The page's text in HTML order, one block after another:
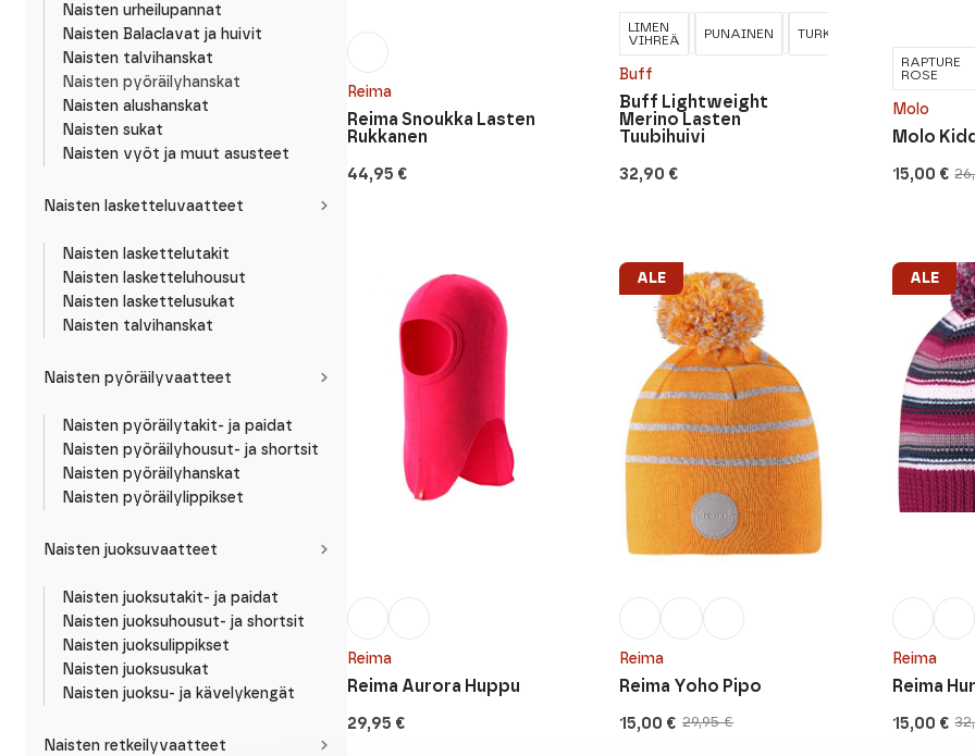
Naisten urheilupannat
Naisten Balaclavat ja huivit
Naisten talvihanskat
Naisten pyöräilyhanskat
Naisten alushanskat
Naisten sukat
Naisten vyöt ja muut asusteet
Naisten lasketteluvaatteet
Naisten laskettelutakit
Naisten lasketteluhousut
Naisten laskettelusukat
Naisten talvihanskat
Naisten pyöräilyvaatteet
Naisten pyöräilytakit- ja paidat
Naisten pyöräilyhousut- ja shortsit
Naisten pyöräilyhanskat
Naisten pyöräilylippikset
Naisten juoksuvaatteet
Naisten juoksutakit- ja paidat
Naisten juoksuhousut- ja shortsit
Naisten juoksulippikset
Naisten juoksusukat
Naisten juoksu- ja kävelykengät
Naisten retkeilyvaatteet
Reima
44,95 €
Reima Snoukka Lasten
Rukkanen
Buff
32,90 €
Buff Lightweight
Merino Lasten
Tuubihuivi
LIMEN
VIHREÄ
PUNAINEN TURKOOSI
Molo
15,00 €
Nykyinen
Molo
RAPTURE
ROSE
Reima
29,95 €
Reima Aurora Huppu
Reima
29,95€
Alkuperäinen
15,00 €
Nykyinen
ALE
Reima Yoho Pipo
Reima
15,00 €
Nykyinen
ALE
Reima